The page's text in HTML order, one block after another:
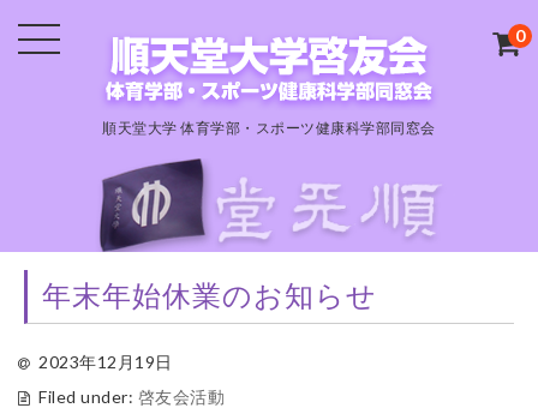
順天堂大学 体育学部・スポーツ健康科学部同窓会
0
年末年始休業のお知らせ
2023年12月19日
Filed under: 啓友会活動